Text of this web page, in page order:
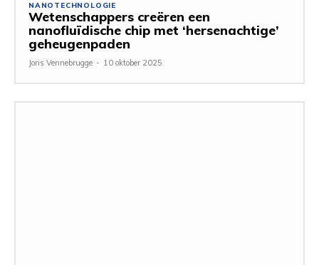
NANOTECHNOLOGIE
Wetenschappers creëren een
nanofluïdische chip met ‘hersenachtige’
geheugenpaden
Joris Vennebrugge - 10 oktober 2025